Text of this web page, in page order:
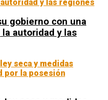
gobierno con una
autoridad y las